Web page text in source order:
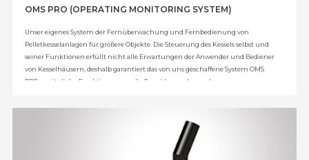
OMS PRO (OPERATING MONITORING SYSTEM)
Unser eigenes System der Fernüberwachung und Fernbedienung von
Pelletkesselanlagen für größere Objekte. Die Steuerung des Kessels selbst und
seiner Funktionen erfüllt nicht alle Erwartungen der Anwender und Bediener
von Kesselhäusern, deshalb garantiert das von uns geschaffene System OMS
PRO zusätzliche Funktionen, u.a. die Fernüberwachung der
Reservezustände sowie vieles mehr. OMS PRO garantiert außerdem die
ständige fabrikseitige Überwachung durch die Serviceabteilung mit
Fernzugriff und Unterstützung des Anwenders.